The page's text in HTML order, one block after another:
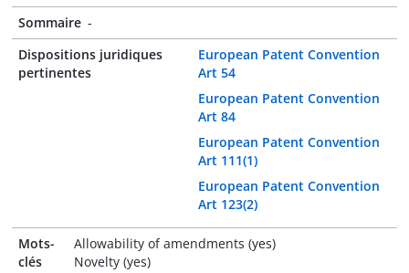
Sommaire -
Dispositions juridiques
pertinentes
European Patent Convention
Art 54
European Patent Convention
Art 84
European Patent Convention
Art 111(1)
European Patent Convention
Art 123(2)
Mots-
clés
Allowability of amendments (yes)
Novelty (yes)